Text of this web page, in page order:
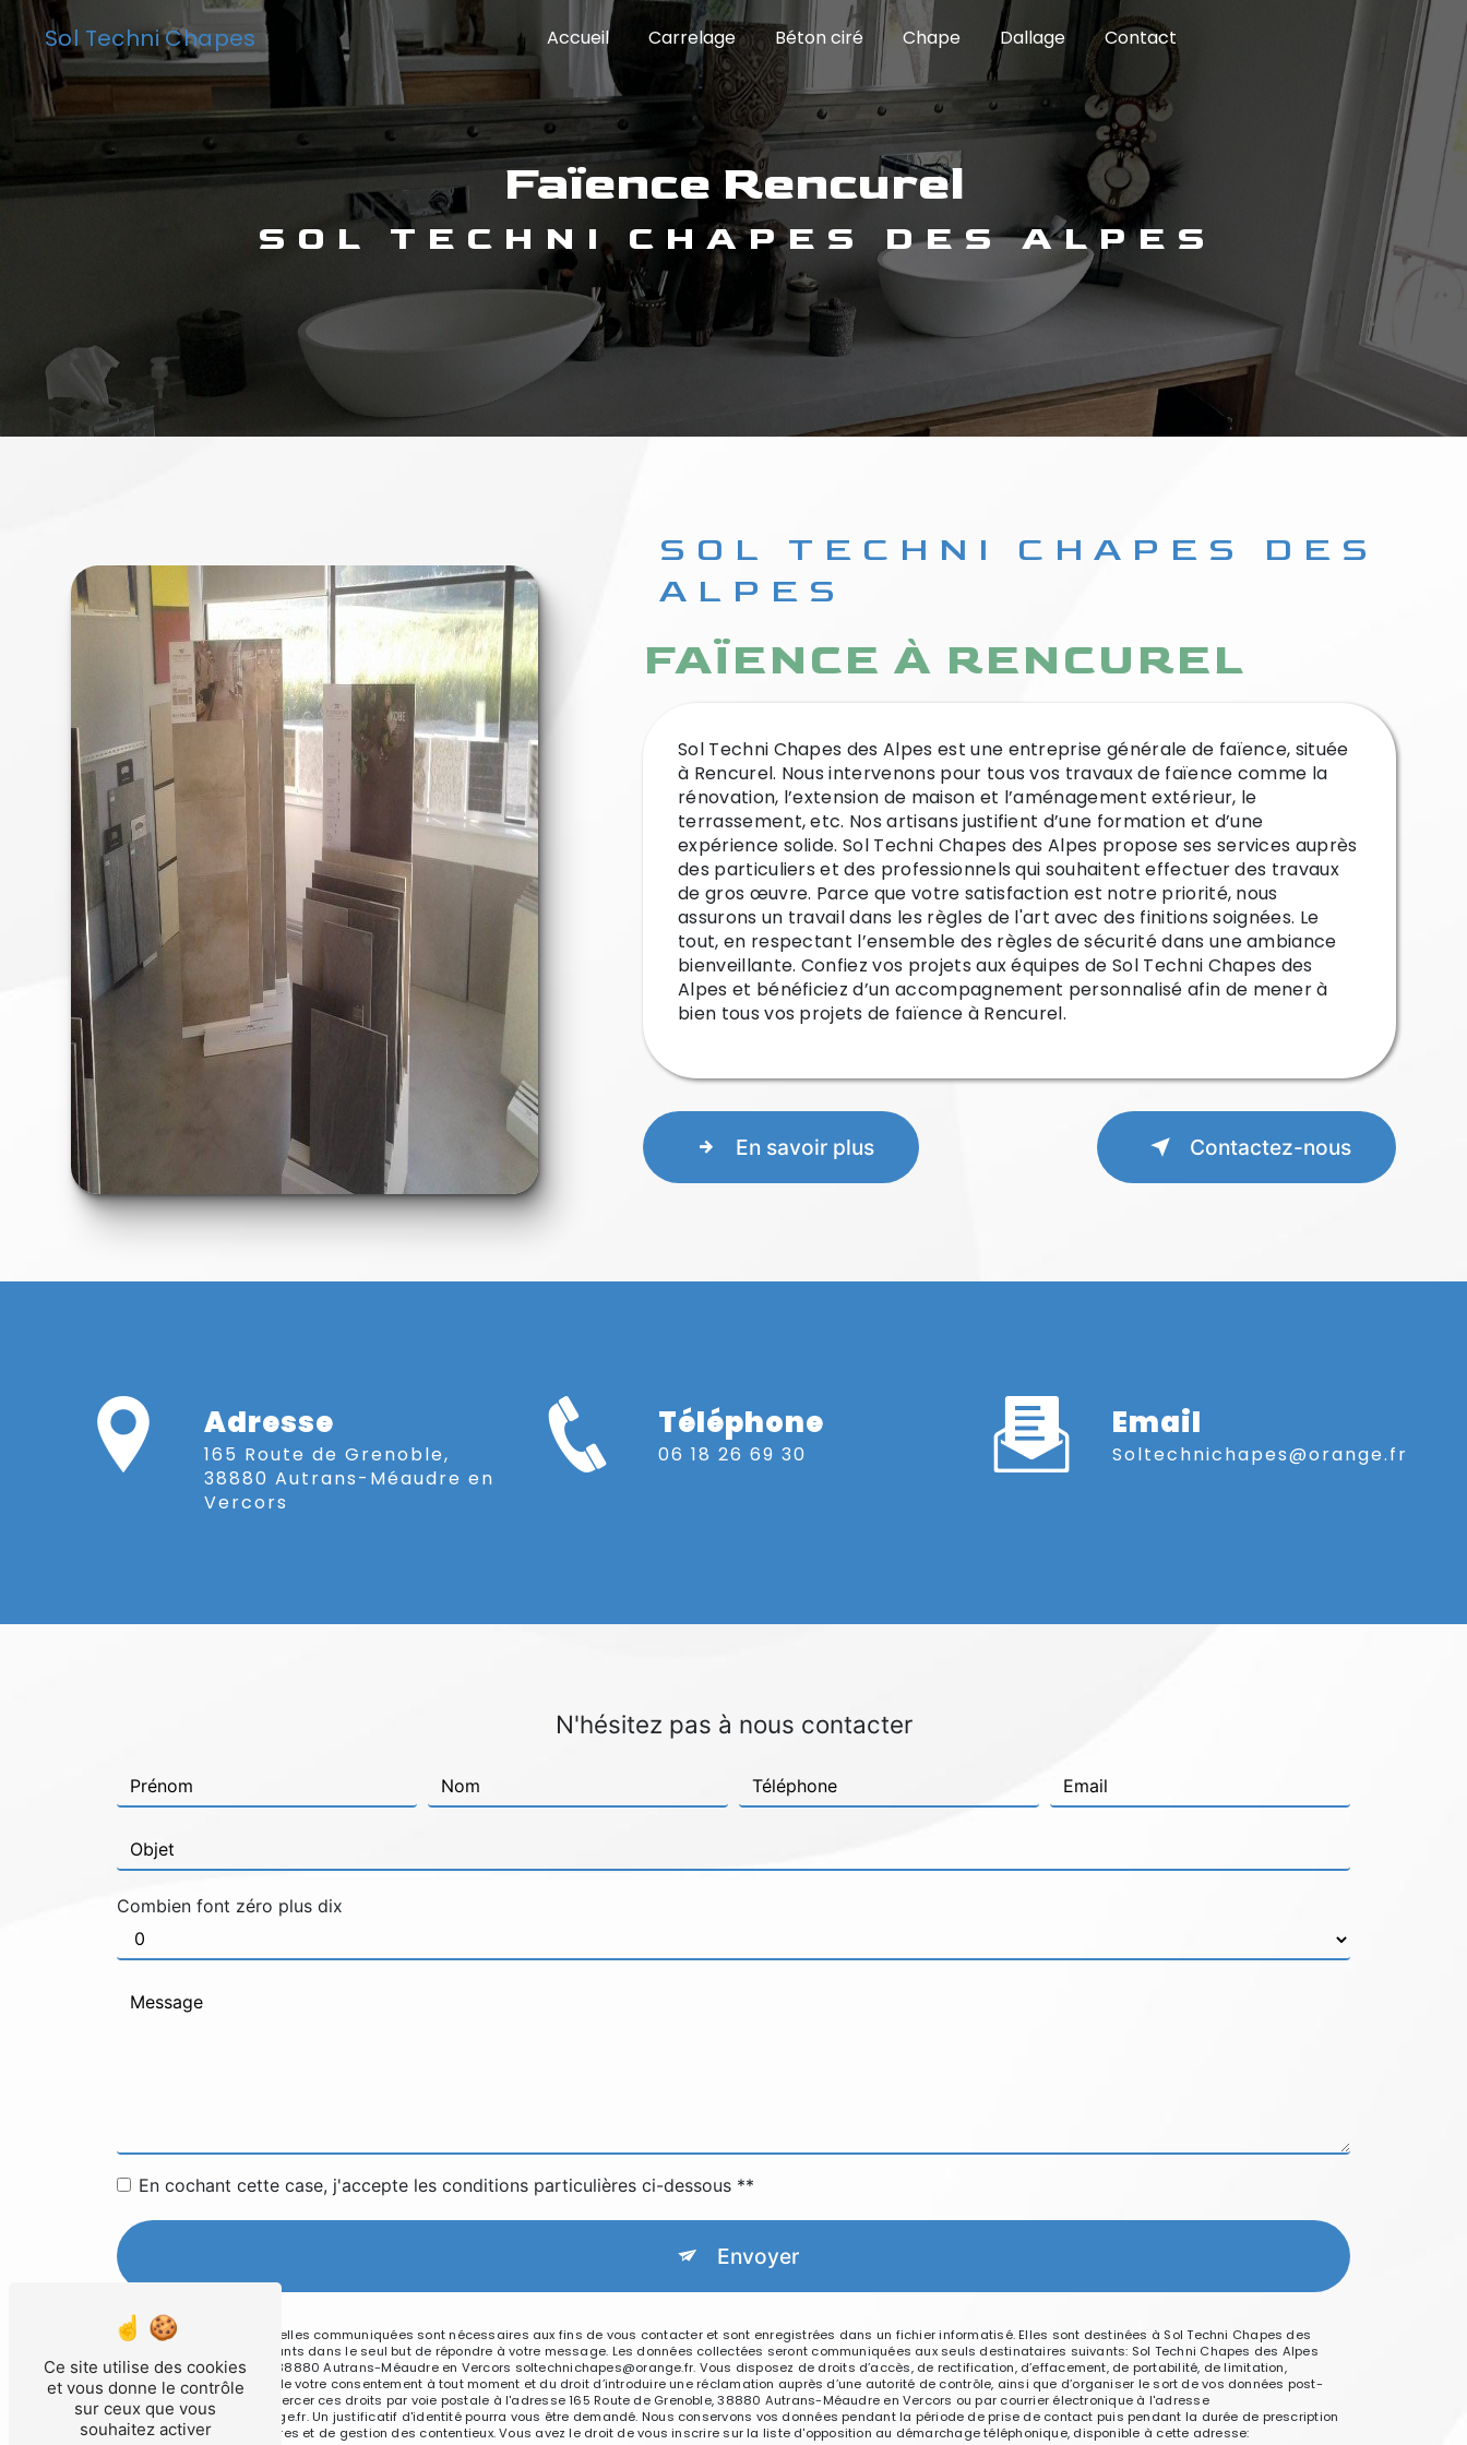
Sol Techni Chapes Accueil Carrelage Béton ciré Chape Dallage Contact
faïence Rencurel
SOL TECHNI CHAPES DES ALPES
SOL TECHNI CHAPES DES
ALPES
FAÏENCE À RENCUREL
Sol Techni Chapes des Alpes est une entreprise générale de faïence, située
à Rencurel. Nous intervenons pour tous vos travaux de faïence comme la
rénovation, l’extension de maison et l’aménagement extérieur, le
terrassement, etc. Nos artisans justifient d’une formation et d’une
expérience solide. Sol Techni Chapes des Alpes propose ses services auprès
des particuliers et des professionnels qui souhaitent effectuer des travaux
de gros œuvre. Parce que votre satisfaction est notre priorité, nous
assurons un travail dans les règles de l'art avec des finitions soignées. Le
tout, en respectant l’ensemble des règles de sécurité dans une ambiance
bienveillante. Confiez vos projets aux équipes de Sol Techni Chapes des
Alpes et bénéficiez d’un accompagnement personnalisé afin de mener à
bien tous vos projets de faïence à Rencurel.
En savoir plus Contactez-nous
Adresse
165 Route de Grenoble,
38880 Autrans-Méaudre en
Vercors
Téléphone
06 18 26 69 30
Email
soltechnichapes@orange.fr
N'hésitez pas à nous contacter
Combien font zéro plus dix
En cochant cette case, j'accepte les conditions particulières ci-dessous **
Envoyer
** Les données personnelles communiquées sont nécessaires aux fins de vous contacter et sont enregistrées dans un fichier informatisé. Elles sont destinées à Sol Techni Chapes des
Alpes et ses sous-traitants dans le seul but de répondre à votre message. Les données collectées seront communiquées aux seuls destinataires suivants: Sol Techni Chapes des Alpes
165 Route de Grenoble, 38880 Autrans-Méaudre en Vercors soltechnichapes@orange.fr. Vous disposez de droits d’accès, de rectification, d’effacement, de portabilité, de limitation,
d’opposition, de retrait de votre consentement à tout moment et du droit d’introduire une réclamation auprès d’une autorité de contrôle, ainsi que d’organiser le sort de vos données post-
mortem. Vous pouvez exercer ces droits par voie postale à l'adresse 165 Route de Grenoble, 38880 Autrans-Méaudre en Vercors ou par courrier électronique à l'adresse
soltechnichapes@orange.fr. Un justificatif d'identité pourra vous être demandé. Nous conservons vos données pendant la période de prise de contact puis pendant la durée de prescription
légale aux fins probatoires et de gestion des contentieux. Vous avez le droit de vous inscrire sur la liste d'opposition au démarchage téléphonique, disponible à cette adresse:
Panneau de gestion des cookies
Ce site utilise des cookies
et vous donne le contrôle
sur ceux que vous
souhaitez activer